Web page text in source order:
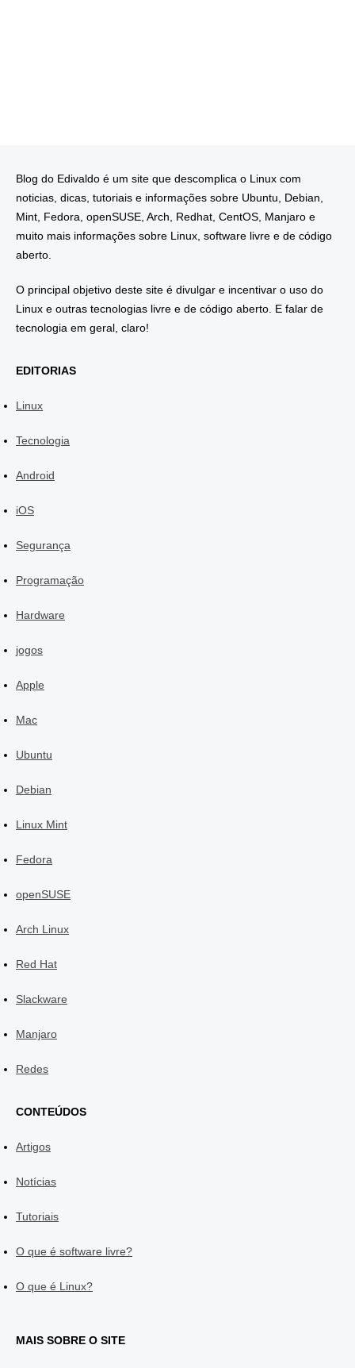
Blog do Edivaldo é um site que descomplica o Linux com
noticias, dicas, tutoriais e informações sobre Ubuntu, Debian,
Mint, Fedora, openSUSE, Arch, Redhat, CentOS, Manjaro e
muito mais informações sobre Linux, software livre e de código
aberto.
O principal objetivo deste site é divulgar e incentivar o uso do
Linux e outras tecnologias livre e de código aberto. E falar de
tecnologia em geral, claro!
EDITORIAS
Linux
Tecnologia
Android
iOS
Segurança
Programação
Hardware
jogos
Apple
Mac
Ubuntu
Debian
Linux Mint
Fedora
openSUSE
Arch Linux
Red Hat
Slackware
Manjaro
Redes
CONTEÚDOS
Artigos
Notícias
Tutoriais
O que é software livre?
O que é Linux?
MAIS SOBRE O SITE